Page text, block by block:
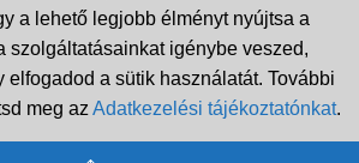
a lehető legjobb élményt nyújtsa a
szolgáltatásainkat igénybe veszed,
elfogadod a sütik használatát. További
meg az Adatkezelési tájékoztatónkat.